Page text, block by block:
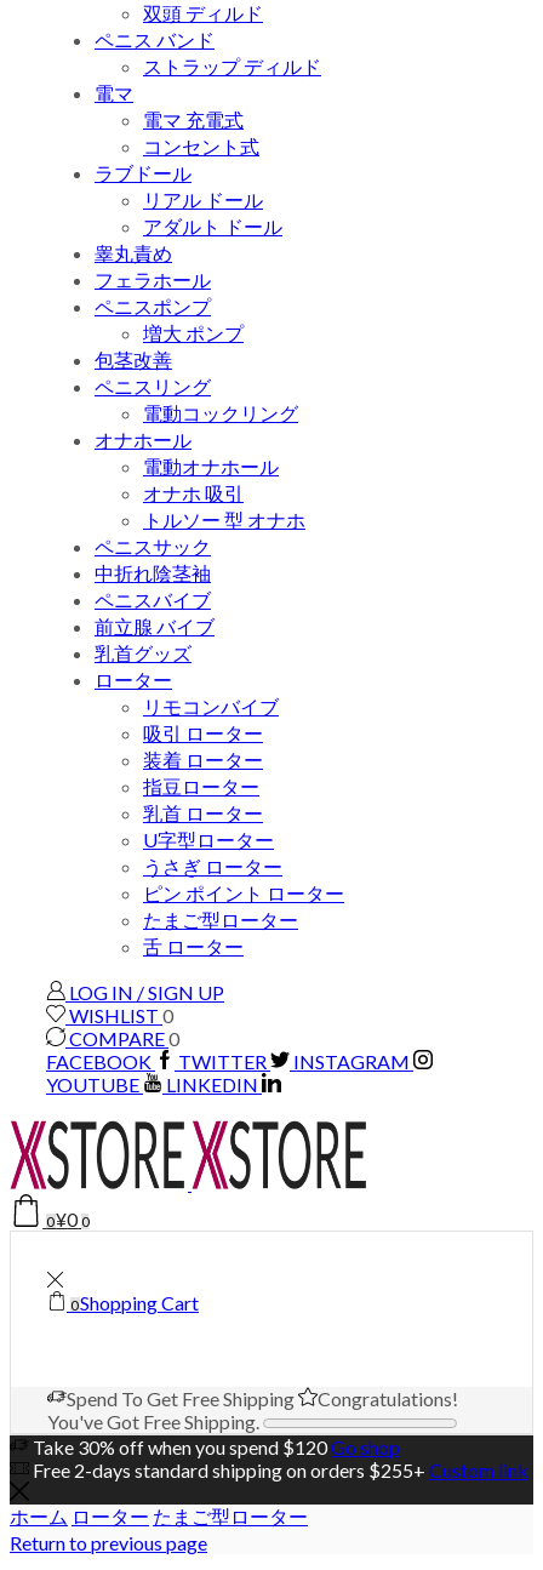
双頭 ディルド
ペニス バンド
ストラップ ディルド
電マ
電マ 充電式
コンセント式
ラブドール
リアル ドール
アダルト ドール
睾丸責め
フェラホール
ペニスポンプ
増大 ポンプ
包茎改善
ペニスリング
電動コックリング
オナホール
電動オナホール
オナホ 吸引
トルソー 型 オナホ
ペニスサック
中折れ陰茎袖
ペニスバイブ
前立腺 バイブ
乳首グッズ
ローター
リモコンバイブ
吸引 ローター
装着 ローター
指豆ローター
乳首 ローター
U字型ローター
うさぎ ローター
ピン ポイント ローター
たまご型ローター
舌 ローター
LOG IN / SIGN UP
WISHLIST 0
COMPARE0
FACEBOOK
TWITTER
INSTAGRAM
YOUTUBE
LINKEDIN
0¥0 0
0Shopping Cart
Spend To Get Free Shipping
Congratulations!
You've Got Free Shipping.
Take 30% off when you spend $120Go shop
Free 2-days standard shipping on orders $255+ Custom link
ホーム ローター たまご型ローター
Return to previous page